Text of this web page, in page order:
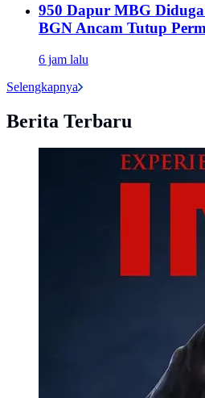
950 Dapur MBG
BGN Ancam Tutup
6 jam lalu
Selengkapnya
Berita Terbaru